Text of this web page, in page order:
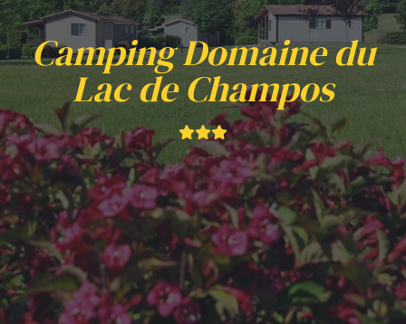
Camping Domaine du
Lac de Champos